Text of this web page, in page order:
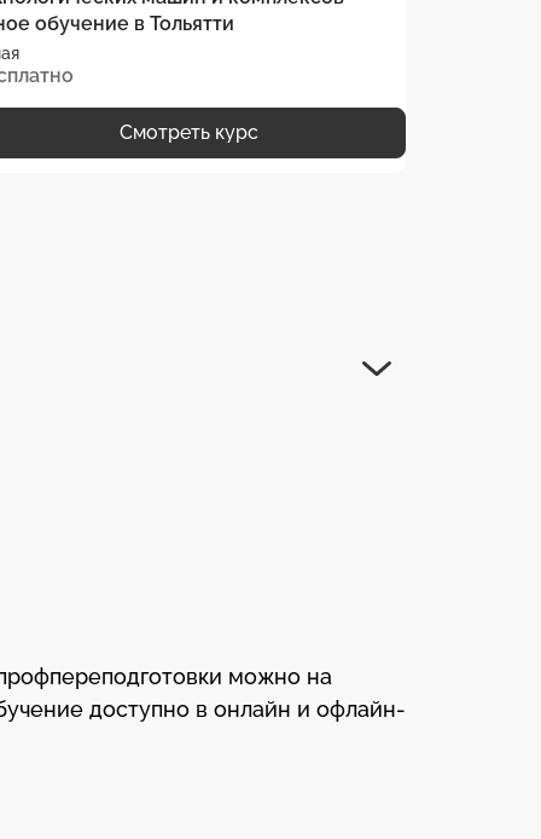
обучение в Тольятти
Смотреть курс
можно на
доступно в онлайн и офлайн-